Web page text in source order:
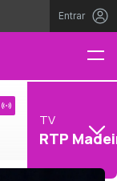
Entrar
TV
RTP